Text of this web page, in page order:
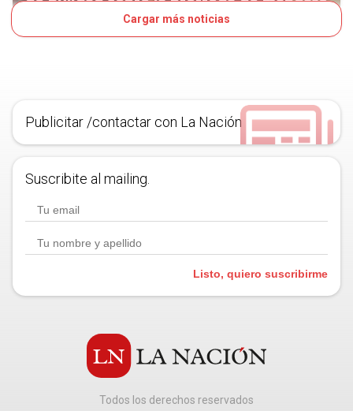
Cargar más noticias
Publicitar /contactar con La Nación
Suscribite al mailing.
Listo, quiero suscribirme
Todos los derechos reservados